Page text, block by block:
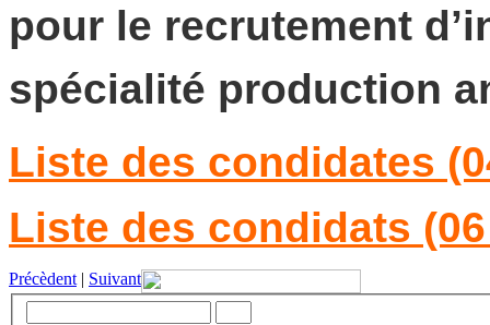
pour le recrutement
spécialité production
Liste des condidates
Liste des condidats
Précèdent | Suivant